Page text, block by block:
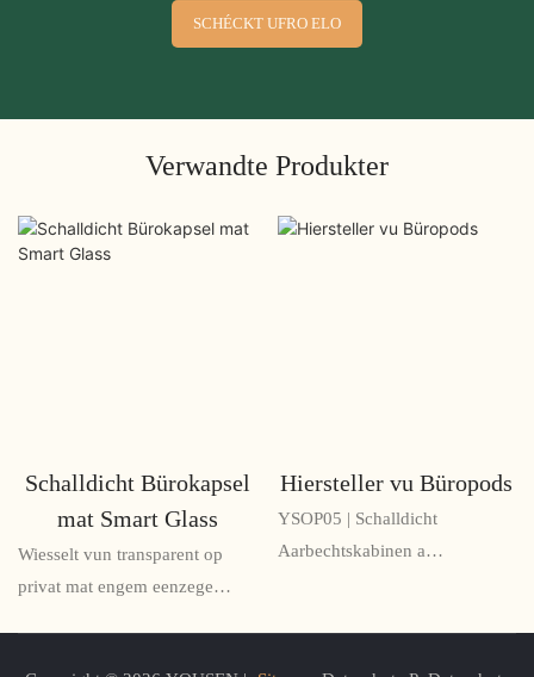
SCHÉCKT UFRO ELO
Verwandte Produkter
Schalldicht Bürokapsel
mat Smart Glass
Wiesselt vun transparent op
privat mat engem eenzege
Hiersteller vu Büropods
YSOP05 | Schalldicht
Aarbechtskabinen a